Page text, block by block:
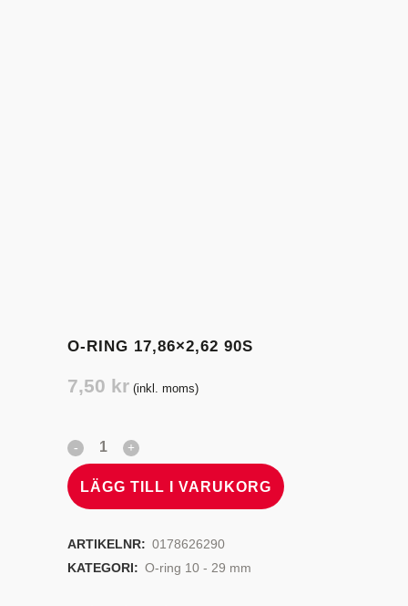
O-RING 17,86×2,62 90S
7,50 kr (inkl. moms)
LÄGG TILL I VARUKORG
ARTIKELNR: 0178626290
KATEGORI: O-ring 10 - 29 mm